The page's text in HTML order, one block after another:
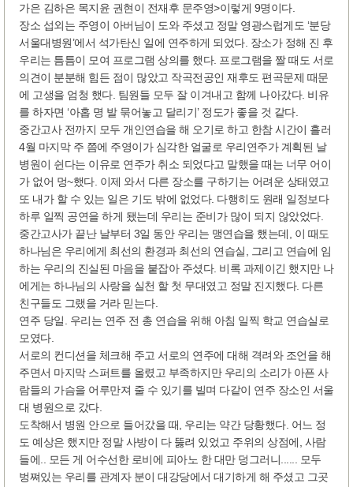
가은 김하은 목지윤 권현이 전재후 문주영>이렇게 9명이다.
장소 섭외는 주영이 아버님이 도와 주셨고 정말 영광스럽게도 ‘분당
서울대병원’에서 석가탄신 일에 연주하게 되었다. 장소가 정해 진 후
우리는 틈틈이 모여 프로그램 상의를 했다. 프로그램을 짤 때도 서로
의견이 분분해 힘든 점이 많았고 작곡전공인 재후도 편곡문제 때문
에 고생을 엄청 했다. 팀원들 모두 잘 이겨내고 함께 나아갔다. 비유
를 하자면 ‘아홉 명 발 묶어놓고 달리기’ 정도가 좋을 것 같다.
중간고사 전까지 모두 개인연습을 해 오기로 하고 한참 시간이 흘러
4월 마지막 주 쯤에 주영이가 심각한 얼굴로 우리연주가 계획된 날
병원이 쉰다는 이유로 연주가 취소 되었다고 말했을 때는 너무 어이
가 없어 멍~했다. 이제 와서 다른 장소를 구하기는 어려운 상태였고
또 내가 할 수 있는 일은 기도 밖에 없었다. 다행히도 원래 일정보다
하루 일찍 공연을 하게 됐는데 우리는 준비가 많이 되지 않았었다.
중간고사가 끝난 날부터 3일 동안 우리는 맹연습을 했는데, 이 때도
하나님은 우리에게 최선의 환경과 최선의 연습실, 그리고 연습에 임
하는 우리의 진실된 마음을 붙잡아 주셨다. 비록 과제이긴 했지만 나
에게는 하나님의 사랑을 실천 할 첫 무대였고 정말 진지했다. 다른
친구들도 그랬을 거라 믿는다.
연주 당일. 우리는 연주 전 총 연습을 위해 아침 일찍 학교 연습실로
모였다.
서로의 컨디션을 체크해 주고 서로의 연주에 대해 격려와 조언을 해
주면서 마지막 스퍼트를 올렸고 부족하지만 우리의 소리가 아픈 사
람들의 가슴을 어루만져 줄 수 있기를 빌며 다같이 연주 장소인 서울
대 병원으로 갔다.
도착해서 병원 안으로 들어갔을 때, 우리는 약간 당황했다. 어느 정
도 예상은 했지만 정말 사방이 다 뚫려 있었고 주위의 상점에, 사람
들에.. 모든 게 어수선한 로비에 피아노 한 대만 덩그러니...... 모두
벙쪄있는 우리를 관계자 분이 대강당에서 대기하게 해 주셨고 그곳